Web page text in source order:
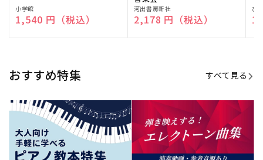
販
売
小学館
通常価格
1,540 円（税込）
販
売
河出書房新社
通常価格
2,178 円（税込）
販
売
ひ
おすすめ特集 すべて見る